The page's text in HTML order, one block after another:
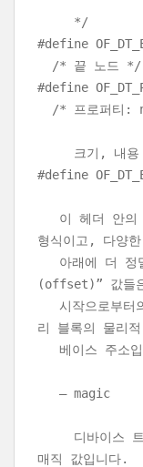
*/
#define
/* 끝 노드 */
#define
/* 프로퍼티:
크기, 내용
#define
이 헤더 안의
형식이고, 다양
아래에 더 정
(offset)” 값들
시작으로부터
리 블록의 물리적
베이스 주소입
– magic
디바이스 트
매직 값입니다.